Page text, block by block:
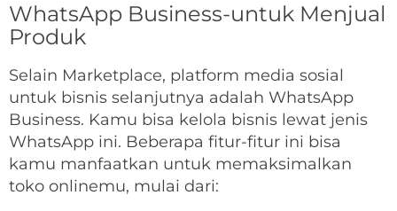
WhatsApp Business-untuk Menjual
Produk
Selain Marketplace, platform media sosial
untuk bisnis selanjutnya adalah WhatsApp
Business. Kamu bisa kelola bisnis lewat jenis
WhatsApp ini. Beberapa fitur-fitur ini bisa
kamu manfaatkan untuk memaksimalkan
toko onlinemu, mulai dari: